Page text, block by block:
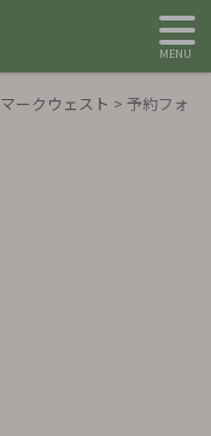
ークウェスト > 予約フォ
MENU